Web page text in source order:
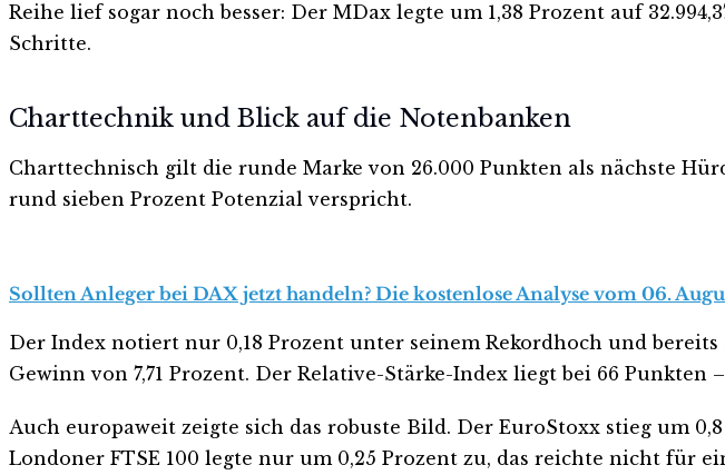
Reihe lief sogar noch besser: Der MDax legte um 1,38 Prozent auf
Schritte.
Charttechnik und Blick auf die Notenbanken
Charttechnisch gilt die runde Marke von 26.000 Punkten als nächste
rund sieben Prozent Potenzial verspricht.
Sollten Anleger bei DAX jetzt handeln? Die kostenlose Analyse vom 06.
Der Index notiert nur 0,18 Prozent unter seinem Rekordhoch und
Gewinn von 7,71 Prozent. Der Relative-Stärke-Index liegt bei 66
Auch europaweit zeigte sich das robuste Bild. Der EuroStoxx stieg um
Londoner FTSE 100 legte nur um 0,25 Prozent zu, das reichte nicht für